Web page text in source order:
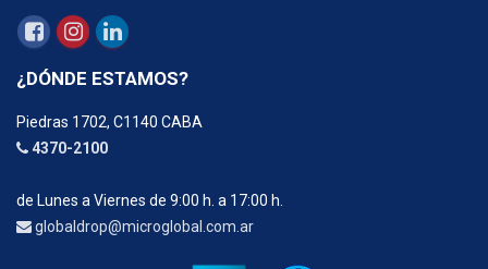
¿DÓNDE ESTAMOS?
Piedras 1702, C1140 CABA
4370-2100
de Lunes a Viernes de 9:00 h. a 17:00 h.
globaldrop@microglobal.com.ar